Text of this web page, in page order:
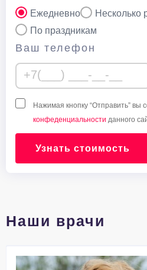
Ежедневно
Несколько
По праздникам
Ваш телефон
Нажимая кнопку “Отправить” вы
конфеденциальности данного
Узнать стоимость
Наши врачи